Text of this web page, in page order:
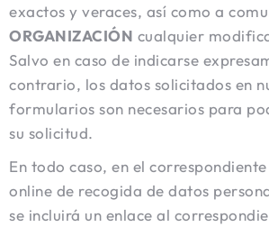
exactos y veraces, así como a
ORGANIZACIÓN cualquier
Salvo en caso de indicarse
contrario, los datos solicitados en
formularios son necesarios para
su solicitud.
En todo caso, en el
online de recogida de datos
se incluirá un enlace al